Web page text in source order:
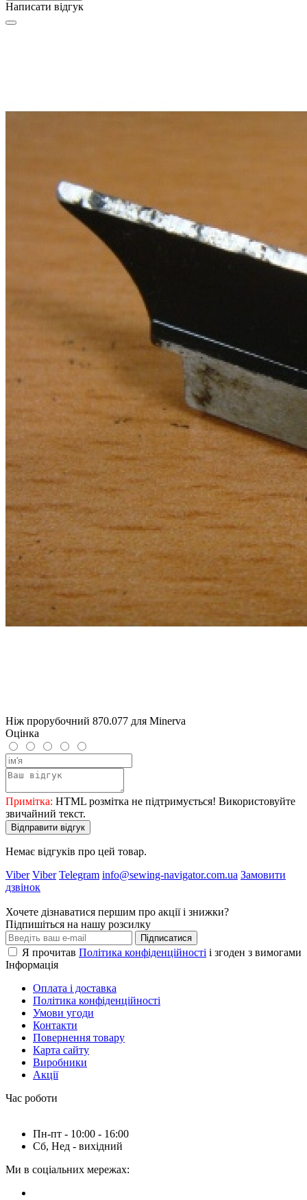
Написати відгук
Ніж прорубочний 870.077 для Minerva
Оцінка
Примітка: HTML розмітка не підтримується! Використовуйте
звичайний текст.
Відправити відгук
Немає відгуків про цей товар.
Viber Viber Telegram info@sewing-navigator.com.ua Замовити
дзвінок
Хочете дізнаватися першим про акції і знижки?
Підпишіться на нашу розсилку
Підписатися
Я прочитав Політика конфіденційності і згоден з вимогами
Інформація
Оплата і доставка
Політика конфіденційності
Умови угоди
Контакти
Повернення товару
Карта сайту
Виробники
Акції
Час роботи
Пн-пт - 10:00 - 16:00
Сб, Нед - вихідний
Ми в соціальних мережах: